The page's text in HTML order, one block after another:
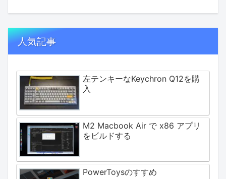
人気記事
左テンキーなKeychron Q12を購
入
M2 Macbook Air で x86 アプリ
をビルドする
PowerToysのすすめ